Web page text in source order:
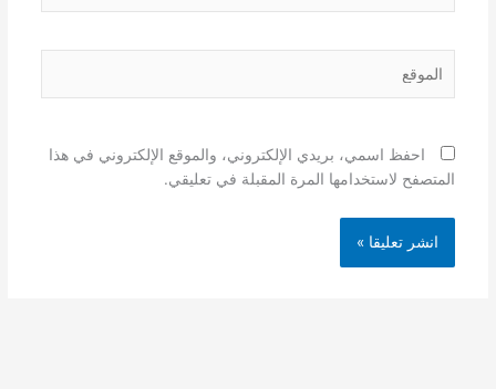
احفظ اسمي، بريدي الإلكتروني، والموقع الإلكتروني في هذا
المتصفح لاستخدامها المرة المقبلة في تعليقي.